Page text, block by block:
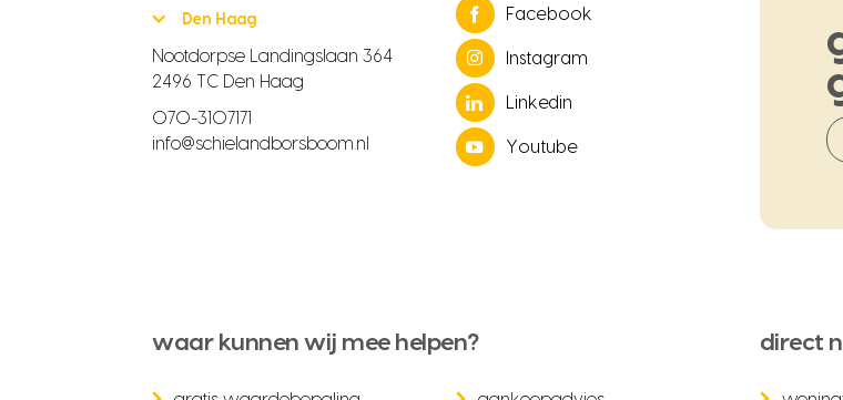
Den Haag
Nootdorpse Landingslaan 364
2496 TC Den Haag
070-3107171
info@schielandborsboom.nl
Facebook
Instagram
Linkedin
Youtube
waar kunnen wij mee helpen? direct